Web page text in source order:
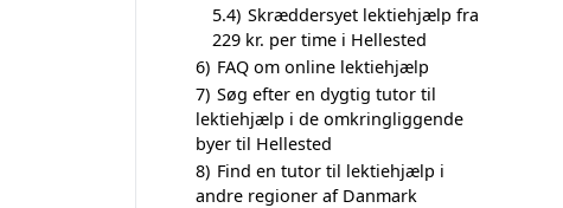
5.4) Skræddersyet lektiehjælp fra
229 kr. per time i Hellested
6) FAQ om online lektiehjælp
7) Søg efter en dygtig tutor til
lektiehjælp i de omkringliggende
byer til Hellested
8) Find en tutor til lektiehjælp i
andre regioner af Danmark